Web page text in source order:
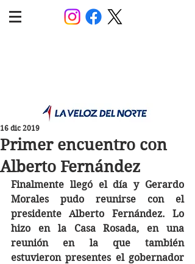
Primer encuentro con
Alberto Fernández
16 dic 2019
Finalmente llegó el día y Gerardo
Morales pudo reunirse con el
presidente Alberto Fernández. Lo
hizo en la Casa Rosada, en una
reunión en la que también
estuvieron presentes el gobernador